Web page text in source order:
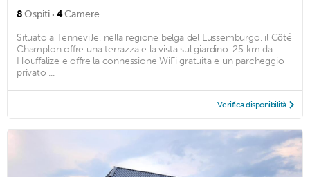
8Ospiti · 4Camere
Situato a Tenneville, nella regione belga del Lussemburgo, il Côté
Champlon offre una terrazza e la vista sul giardino. 25 km da
Houffalize e offre la connessione WiFi gratuita e un parcheggio
privato ...
Verifica disponibilità